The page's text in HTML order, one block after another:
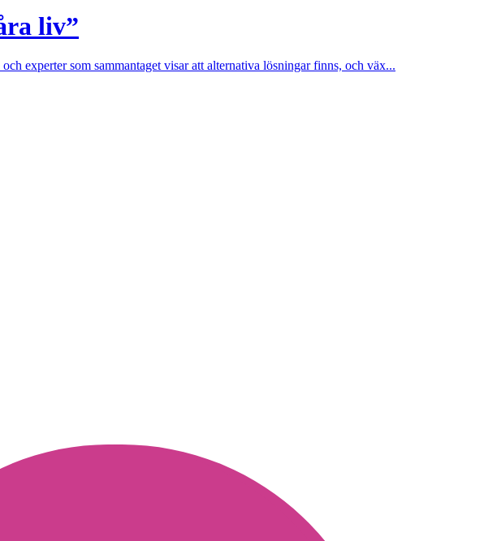
liv”
experter som sammantaget visar att alternativa lösningar finns, och väx...